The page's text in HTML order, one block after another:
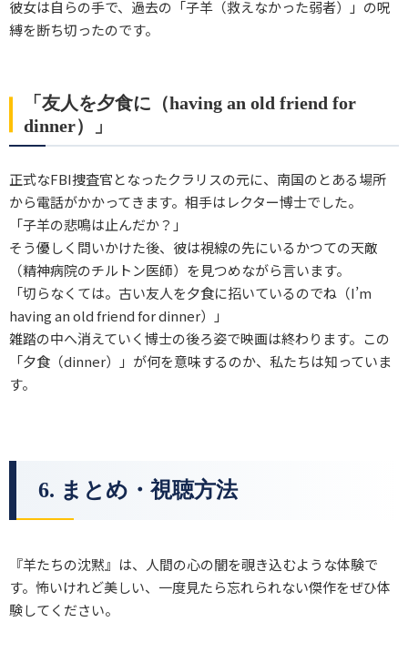
彼女は自らの手で、過去の「子羊（救えなかった弱者）」の呪
縛を断ち切ったのです。
「友人を夕食に（having an old friend for
dinner）」
正式なFBI捜査官となったクラリスの元に、南国のとある場所
から電話がかかってきます。相手はレクター博士でした。
「子羊の悲鳴は止んだか？」
そう優しく問いかけた後、彼は視線の先にいるかつての天敵
（精神病院のチルトン医師）を見つめながら言います。
「切らなくては。古い友人を夕食に招いているのでね（I’m
having an old friend for dinner）」
雑踏の中へ消えていく博士の後ろ姿で映画は終わります。この
「夕食（dinner）」が何を意味するのか、私たちは知っていま
す。
6. まとめ・視聴方法
『羊たちの沈黙』は、人間の心の闇を覗き込むような体験で
す。怖いけれど美しい、一度見たら忘れられない傑作をぜひ体
験してください。